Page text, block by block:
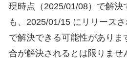
現時点（2025/01/08）で解決
も、2025/01/15 にリリース
で解決できる可能性がありま
合が解決されるとは限りませ